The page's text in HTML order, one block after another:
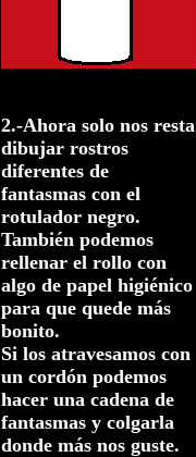
2.-Ahora solo nos resta
dibujar rostros
diferentes de
fantasmas con el
rotulador negro.
También podemos
rellenar el rollo con
algo de papel higiénico
para que quede más
bonito.
Si los atravesamos con
un cordón podemos
hacer una cadena de
fantasmas y colgarla
donde más nos guste.